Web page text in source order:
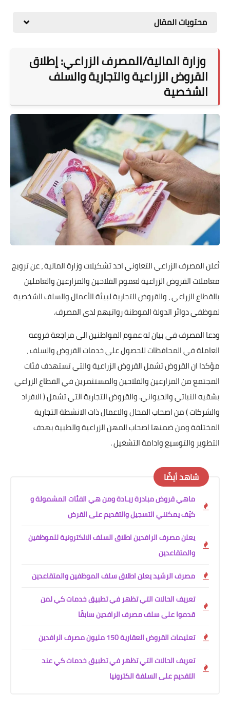
محتويات المقال
وزارة المالية/المصرف الزراعي: إطلاق
القروض الزراعية والتجارية والسلف
الشخصية
أعلن المصرف الزراعي التعاوني احد تشكيلات وزارة المالية ، عن ترويج
معاملات القروض الزراعية لعموم الفلاحين والمزارعين والعاملين
بالقطاع الزراعي ، والقروض التجارية لبيئة الأعمال والسلف الشخصية
لموظفي دوائر الدولة الموطنة رواتبهم لدى المصرف.
ودعا المصرف في بيان له عموم المواطنين الى مراجعة فروعه
العاملة في المحافظات للحصول على خدمات القروض والسلف ،
مؤكدا ان القروض تشمل القروض الزراعية والتي تستهدف فئات
المجتمع من المزارعين والفلاحين والمستثمرين في القطاع الزراعي
بشقيه النباتي والحيواني. والقروض التجارية التي تشمل ( الافراد
والشركات ) من اصحاب المحال والاعمال ذات الانشطة التجارية
المختلفة ومن ضمنها اصحاب المهن الزراعية والطبية بهدف
التطوير والتوسيع وادامة التشغيل .
شاهد أيضًا
ماهي قروض مبادرة ريـادة ومن هي الفئات المشمولة و
كيّف يمكنني التسجيل والتقديم على القرض
يعلن مصرف الرافدين اطلاق السلف الالكترونية للموظفين
والمتقاعدين
مصرف الرشيد يعلن اطلاق سلف الموظفين والمتقاعدين
تعريف الحالات التي تظهر في تطبيق خدمات كي لمن
قدموا على سلف مصرف الرافدين سابقًا
تعليمات القروض العقارية 150 مليون مصرف الرافدين
تعريف الحالات التي تظهر في تطبيق خدمات كي عند
التقديم على السلفة الكترونيا